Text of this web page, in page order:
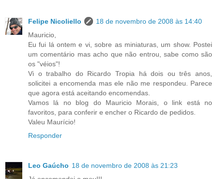
Felipe Nicoliello
18 de novembro de 2008 às 14:40
Mauricio,
Eu fui lá ontem e vi, sobre as miniaturas, um show. Postei
um comentário mas acho que não entrou, sabe como são
os "véios"!
Vi o trabalho do Ricardo Tropia há dois ou três anos,
solicitei a encomenda mas ele não me respondeu. Parece
que agora está aceitando encomendas.
Vamos lá no blog do Mauricio Morais, o link está no
favoritos, para conferir e encher o Ricardo de pedidos.
Valeu Maurício!
Responder
Leo Gaúcho 18 de novembro de 2008 às 21:23